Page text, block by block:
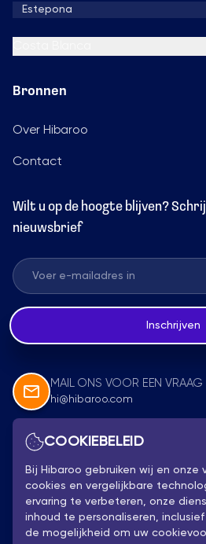
Estepona
Bronnen
Over Hibaroo
Contact
Wilt u op de hoogte blijven?
nieuwsbrief
Inschrijven
MAIL ONS VOOR EEN VRAAG
hi@hibaroo.com
Volg Ons
COOKIEBELEID
Bij Hibaroo gebruiken wij en onze
cookies en vergelijkbare
ervaring te verbeteren, onze
inhoud te personaliseren,
de mogelijkheid om uw